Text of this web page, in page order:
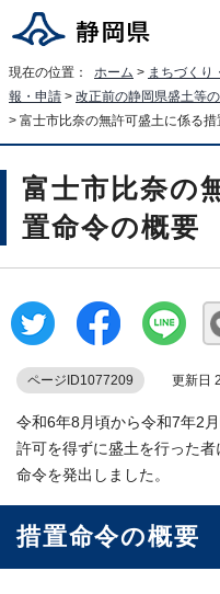
現在の位置： ホーム > まちづくり
報・申請 > 改正前の静岡県盛土等
> 富士市比奈の無許可盛土に係る
富士市比奈の
置命令の概要
ページID1077209 更新日
令和6年8月頃から令和7年2
許可を得ずに盛土を行った
命令を発出しました。
措置命令の概要